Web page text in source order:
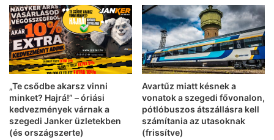
„Te csődbe akarsz vinni
minket? Hajrá!” – óriási
kedvezmények várnak a
szegedi Janker üzletekben
(és országszerte)
Avartűz miatt késnek a
vonatok a szegedi fővonalon,
pótlóbuszos átszállásra kell
számítania az utasoknak
(frissítve)